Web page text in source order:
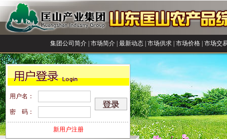
用户名：
密 码：
新用户注册
集团公司简介 市场简介 最新动态 市场供求 市场价格 市场交